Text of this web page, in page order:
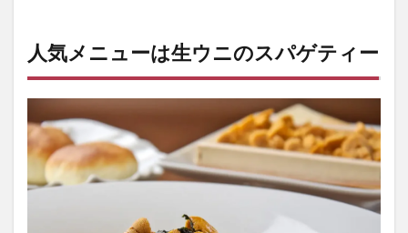
人気メニューは生ウニのスパゲティー